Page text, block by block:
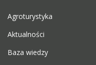
Agroturystyka
Aktualności
Baza wiedzy